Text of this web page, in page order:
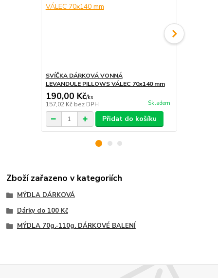
SVÍČKA DÁRKOVÁ VONNÁ
LEVANDULE PILLOWS VÁLEC 70x140 mm
190,00 Kč/ks
157,02 Kč bez DPH Skladem
Přidat do košíku
Zboží zařazeno v kategoriích
MÝDLA DÁRKOVÁ
Dárky do 100 Kč
MÝDLA 70g.-110g. DÁRKOVÉ BALENÍ